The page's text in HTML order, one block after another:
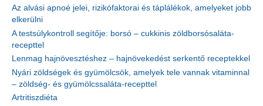
Az alvási apnoé jelei, rizikófaktorai és táplálékok, amelyeket jobb
elkerülni
A testsúlykontroll segítője: borsó – cukkinis zöldborsósaláta-
recepttel
Lenmag hajnövesztéshez – hajnövekedést serkentő receptekkel
Nyári zöldségek és gyümölcsök, amelyek tele vannak vitaminnal
– zöldség- és gyümölcssaláta-recepttel
Artritiszdiéta